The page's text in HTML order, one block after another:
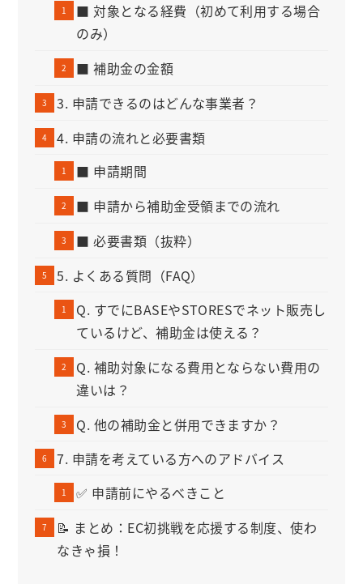
■ 対象となる経費（初めて利用する場合
のみ）
■ 補助金の金額
3. 申請できるのはどんな事業者？
4. 申請の流れと必要書類
■ 申請期間
■ 申請から補助金受領までの流れ
■ 必要書類（抜粋）
5. よくある質問（FAQ）
Q. すでにBASEやSTORESでネット販売し
ているけど、補助金は使える？
Q. 補助対象になる費用とならない費用の
違いは？
Q. 他の補助金と併用できますか？
7. 申請を考えている方へのアドバイス
✅ 申請前にやるべきこと
📝 まとめ：EC初挑戦を応援する制度、使わ
なきゃ損！